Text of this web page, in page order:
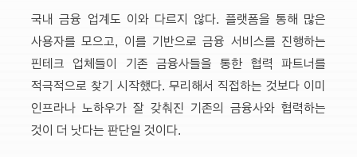
국내 금융 업계도 이와 다르지 않다. 플랫폼을 통해 많은
사용자를 모으고, 이를 기반으로 금융 서비스를 진행하는
핀테크 업체들이 기존 금융사들을 통한 협력 파트너를
적극적으로 찾기 시작했다. 무리해서 직접하는 것보다 이미
인프라나 노하우가 잘 갖춰진 기존의 금융사와 협력하는
것이 더 낫다는 판단일 것이다.